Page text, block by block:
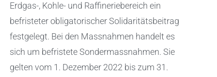
Erdgas-, Kohle- und Raffineriebereich ein
befristeter obligatorischer Solidaritätsbeitrag
festgelegt. Bei den Massnahmen handelt es
sich um befristete Sondermassnahmen. Sie
gelten vom 1. Dezember 2022 bis zum 31.